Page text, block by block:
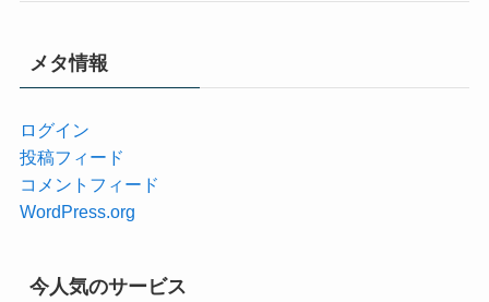
メタ情報
ログイン
投稿フィード
コメントフィード
WordPress.org
今人気のサービス